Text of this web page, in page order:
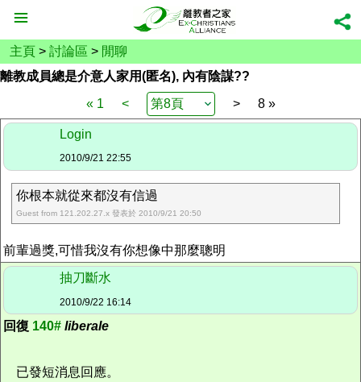
主頁 > 討論區 > 閒聊
離教成員總是介意人家用(匿名), 內有陰謀??
« 1
< > 8 »
Login
2010/9/21 22:55
你根本就從來都沒有信過
Guest from 121.202.27.x 發表於 2010/9/21 20:50
前輩過獎,可惜我沒有你想像中那麼聰明
抽刀斷水
2010/9/22 16:14
回復 140# liberale
已發短消息回應。